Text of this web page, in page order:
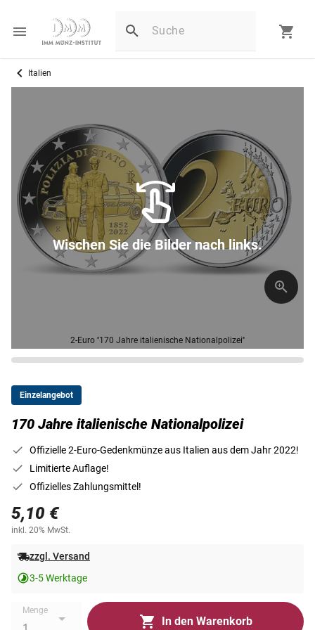
Italien
2-Euro ''170 Jahre italienische Nationalpolizei''
Wischen Sie die Bilder nach links.
Einzelangebot
170 Jahre italienische Nationalpolizei
Offizielle 2-Euro-Gedenkmünze aus Italien aus dem Jahr 2022!
Limitierte Auflage!
Offizielles Zahlungsmittel!
5,10 €
inkl. 20% MwSt.
zzgl. Versand
3-5 Werktage
Menge
In den Warenkorb